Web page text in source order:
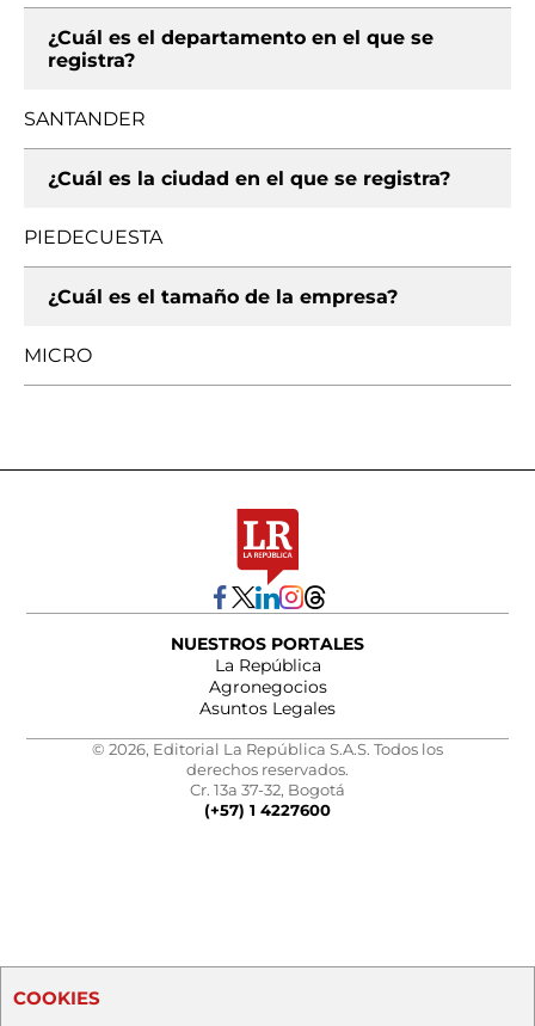
¿Cuál es el departamento en el que se
registra?
SANTANDER
¿Cuál es la ciudad en el que se registra?
PIEDECUESTA
¿Cuál es el tamaño de la empresa?
MICRO
NUESTROS PORTALES
La República
Agronegocios
Asuntos Legales
© 2026, Editorial La República S.A.S. Todos los
derechos reservados.
Cr. 13a 37-32, Bogotá
(+57) 1 4227600
COOKIES